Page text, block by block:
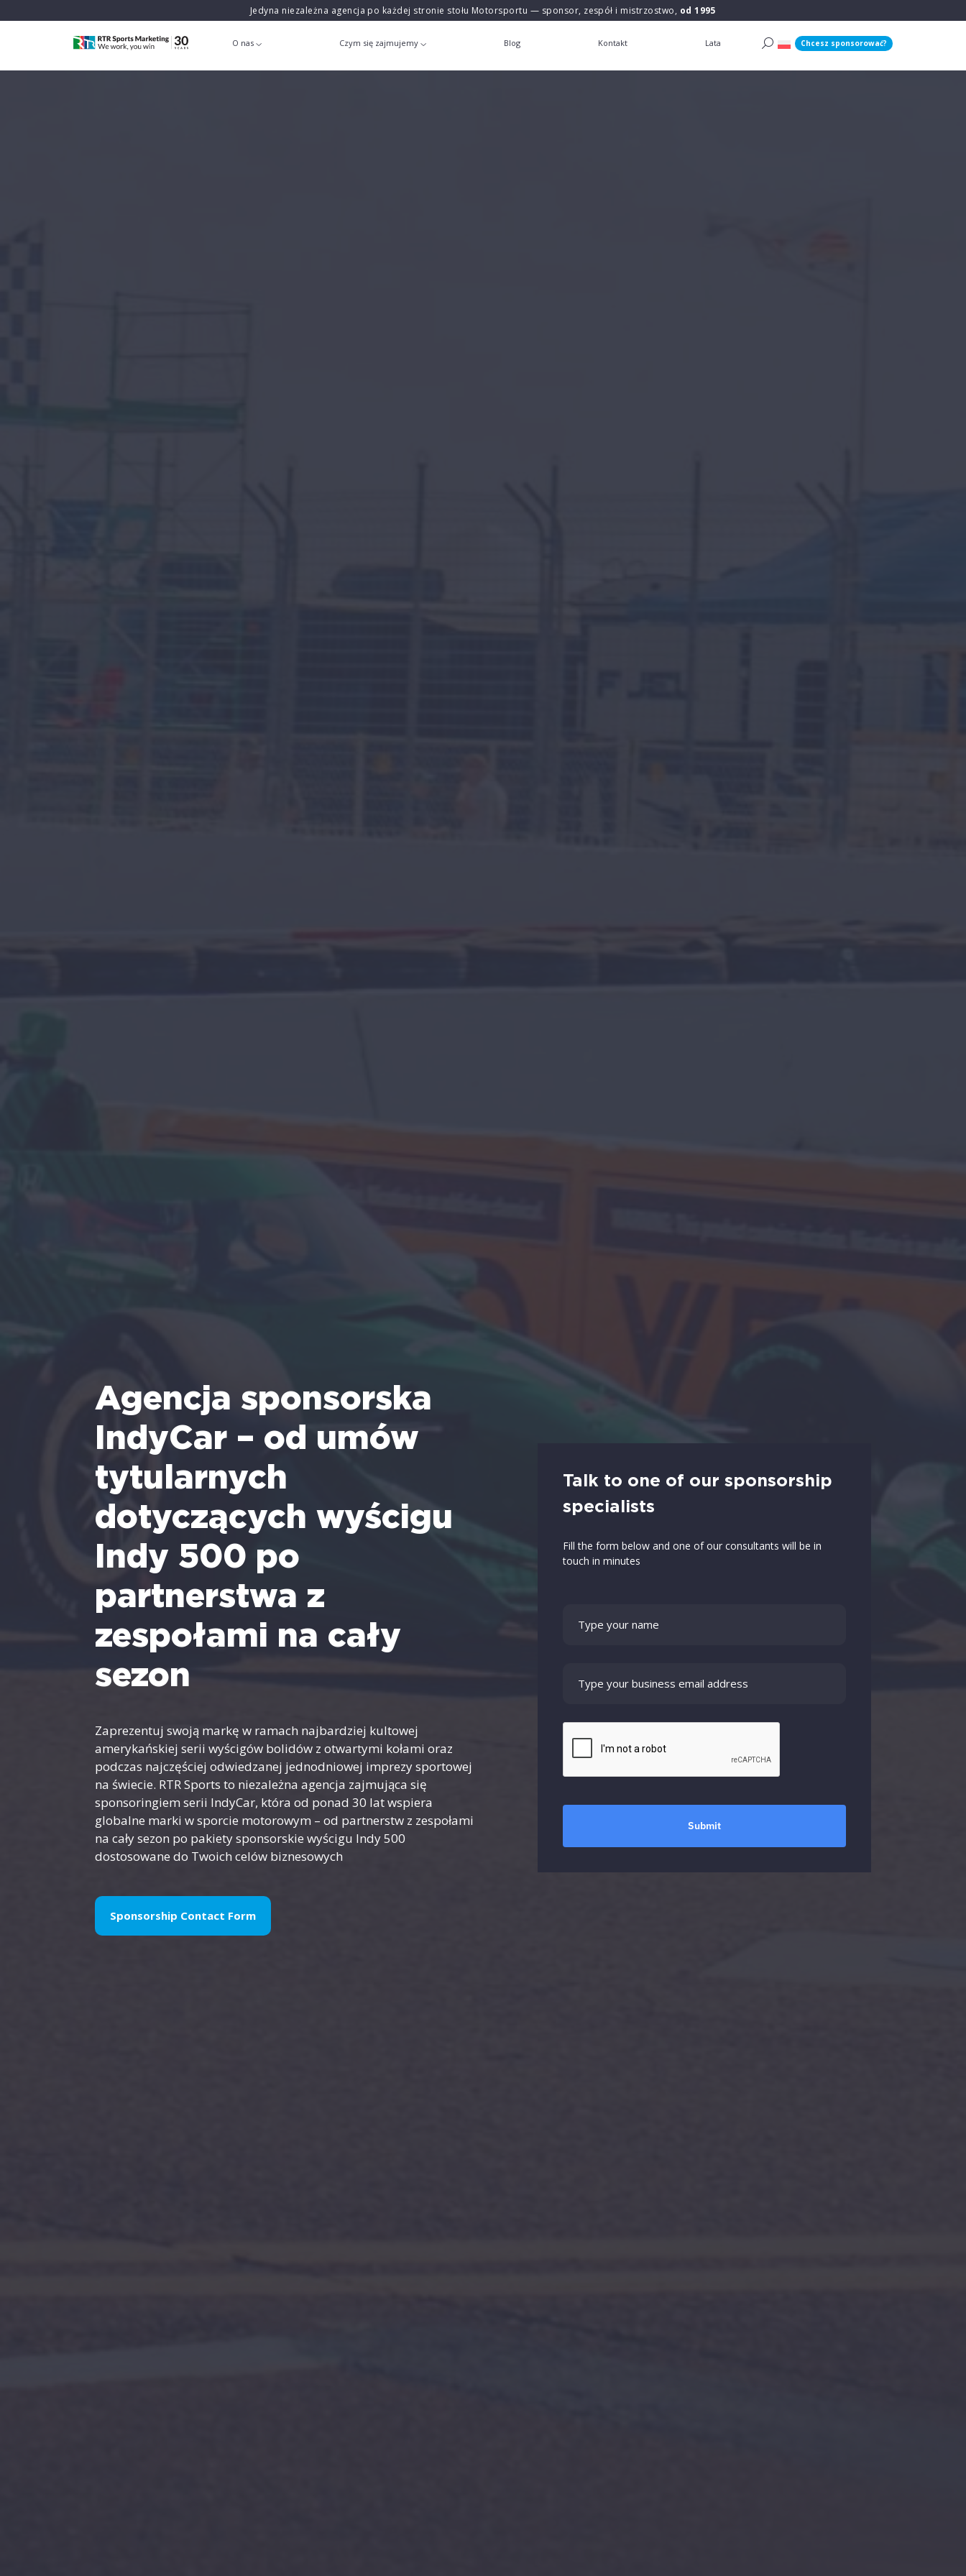
Jedyna niezależna agencja po każdej stronie stołu Motorsportu — sponsor, zespół i mistrzostwo, od 1995
O nas Czym się zajmujemy Blog Kontakt Lata Chcesz sponsorować?
Agencja sponsorska
IndyCar – od umów
tytularnych
dotyczących wyścigu
Indy 500 po
partnerstwa z
zespołami na cały
sezon
Zaprezentuj swoją markę w ramach najbardziej kultowej
amerykańskiej serii wyścigów bolidów z otwartymi kołami oraz
podczas najczęściej odwiedzanej jednodniowej imprezy sportowej
na świecie. RTR Sports to niezależna agencja zajmująca się
sponsoringiem serii IndyCar, która od ponad 30 lat wspiera
globalne marki w sporcie motorowym – od partnerstw z zespołami
na cały sezon po pakiety sponsorskie wyścigu Indy 500
dostosowane do Twoich celów biznesowych
Sponsorship Contact Form
Talk to one of our sponsorship
specialists
Fill the form below and one of our consultants will be in
touch in minutes
Submit